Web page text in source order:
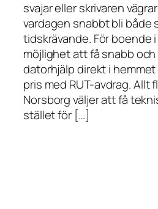
svajar eller skrivaren
vardagen snabbt bli både
tidskrävande. För boende
möjlighet att få snabb
datorhjälp direkt i
pris med RUT-avdrag. Allt
Norsborg väljer att få
stället för […]